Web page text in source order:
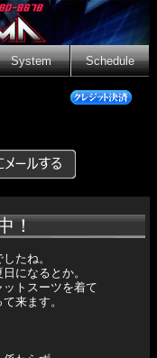
System Schedule
！
たね。
になるとか。
トスーツを着て
来ます。